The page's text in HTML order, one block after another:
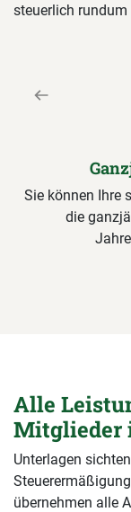
steuerlich rundum
Sie können Ihre
die
Previous
Alle
Mitglieder
Unterlagen
übernehmen alle